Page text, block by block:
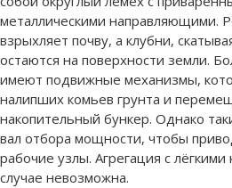
металлическими направляющими.
взрыхляет почву, а клубни,
остаются на поверхности земли.
имеют подвижные механизмы,
налипших комьев грунта и
накопительный бункер. Однако
вал отбора мощности, чтобы
рабочие узлы. Агрегация с
случае невозможна.